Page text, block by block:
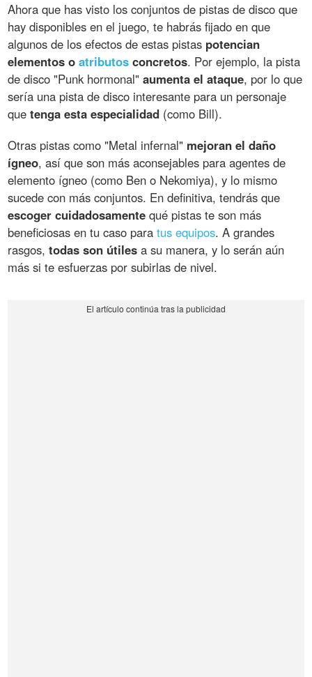
Ahora que has visto los conjuntos de pistas de disco que
hay disponibles en el juego, te habrás fijado en que
algunos de los efectos de estas pistas potencian
elementos oatributos concretos. Por ejemplo, la pista
de disco "Punk hormonal"aumenta el ataque, por lo que
sería una pista de disco interesante para un personaje
quetenga esta especialidad (como Bill).
Otras pistas como "Metal infernal" mejoran el daño
ígneo, así que son más aconsejables para agentes de
elemento ígneo (como Ben o Nekomiya), y lo mismo
sucede con más conjuntos. En definitiva, tendrás que
escoger cuidadosamente qué pistas te son más
beneficiosas en tu caso paratus equipos. A grandes
rasgos,todas son útiles a su manera, y lo serán aún
más si te esfuerzas por subirlas de nivel.